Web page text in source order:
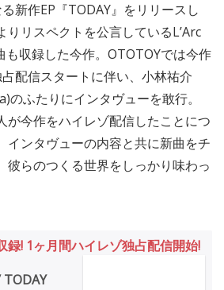
新作EP『TODAY』をリリースし
りリスペクトを公言しているL’Arc
も収録した今作。OTOTOYでは今作
配信スタートに伴い、小林祐介
のふたりにインタヴューを敢行。
が今作をハイレゾ配信したことにつ
インタヴューの内容と共に新曲をチ
彼らのつくる世界をしっかり味わっ
録! 1ヶ月間ハイレゾ独占配信開始!
TODAY